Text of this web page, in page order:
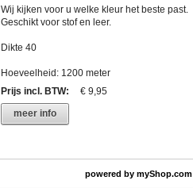
Wij kijken voor u welke kleur het beste past.
Geschikt voor stof en leer.
Dikte 40
Hoeveelheid: 1200 meter
Prijs incl. BTW:
€ 9,95
meer info
powered bymyShop.com